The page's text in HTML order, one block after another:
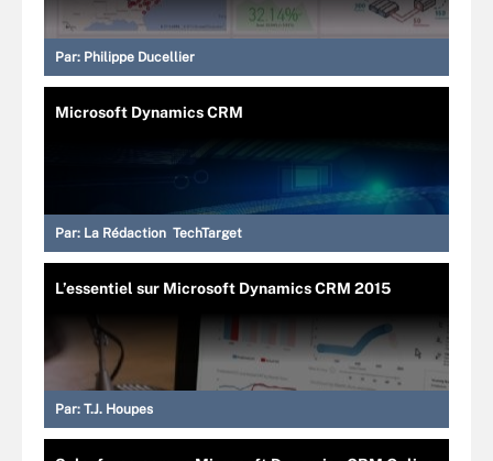
Par: Philippe Ducellier
Microsoft Dynamics CRM
Par: La Rédaction TechTarget
L’essentiel sur Microsoft Dynamics CRM 2015
Par: T.J. Houpes